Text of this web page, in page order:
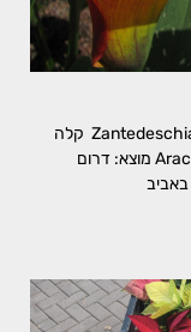
בת-קלה מכלוא Zantedeschia hybrids Arum lily, Calla Lily קלה
צבעונית, בת-קלה צבעונית משפחה: לופיים, Araceae מוצא: דרום